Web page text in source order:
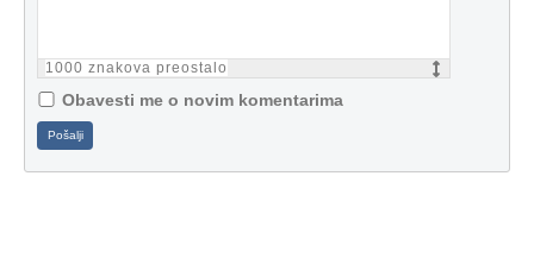
1000 znakova preostalo
Obavesti me o novim komentarima
Pošalji